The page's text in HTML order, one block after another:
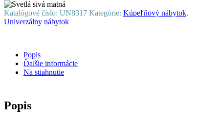
Katalógové číslo: UN8317 Kategórie: Kúpeľňový nábytok,
Univerzálny nábytok
Popis
Ďalšie informácie
Na stiahnutie
Popis